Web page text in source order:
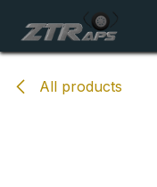
All products